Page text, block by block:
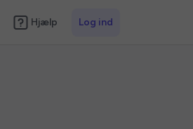
Hjælp Log ind